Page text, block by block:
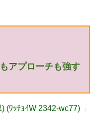
アプローチも強す
(ﾜｯﾁｮｲW 2342-wc77) ：